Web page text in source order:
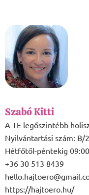
Szabó Kitti
A TE legőszintébb
Nyilvántartási szám: B/
Hétfőtől-péntekig
+36 30 513 8439
https://hajtoero.hu/